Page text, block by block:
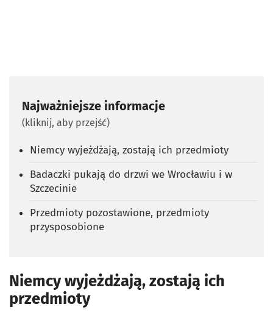
Najważniejsze informacje
(kliknij, aby przejść)
Niemcy wyjeżdżają, zostają ich przedmioty
Badaczki pukają do drzwi we Wrocławiu i w
Szczecinie
Przedmioty pozostawione, przedmioty
przysposobione
Niemcy wyjeżdżają, zostają ich
przedmioty